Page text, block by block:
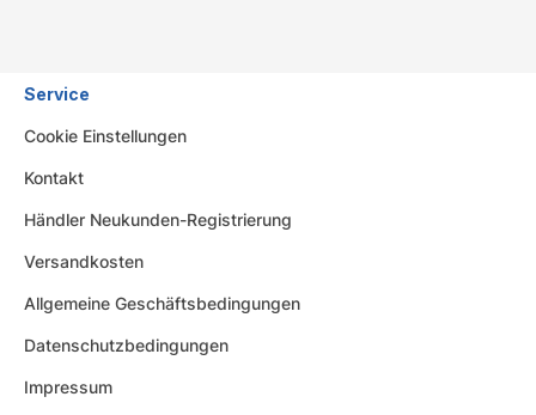
Service
Cookie Einstellungen
Kontakt
Händler Neukunden-Registrierung
Versandkosten
Allgemeine Geschäftsbedingungen
Datenschutzbedingungen
Impressum